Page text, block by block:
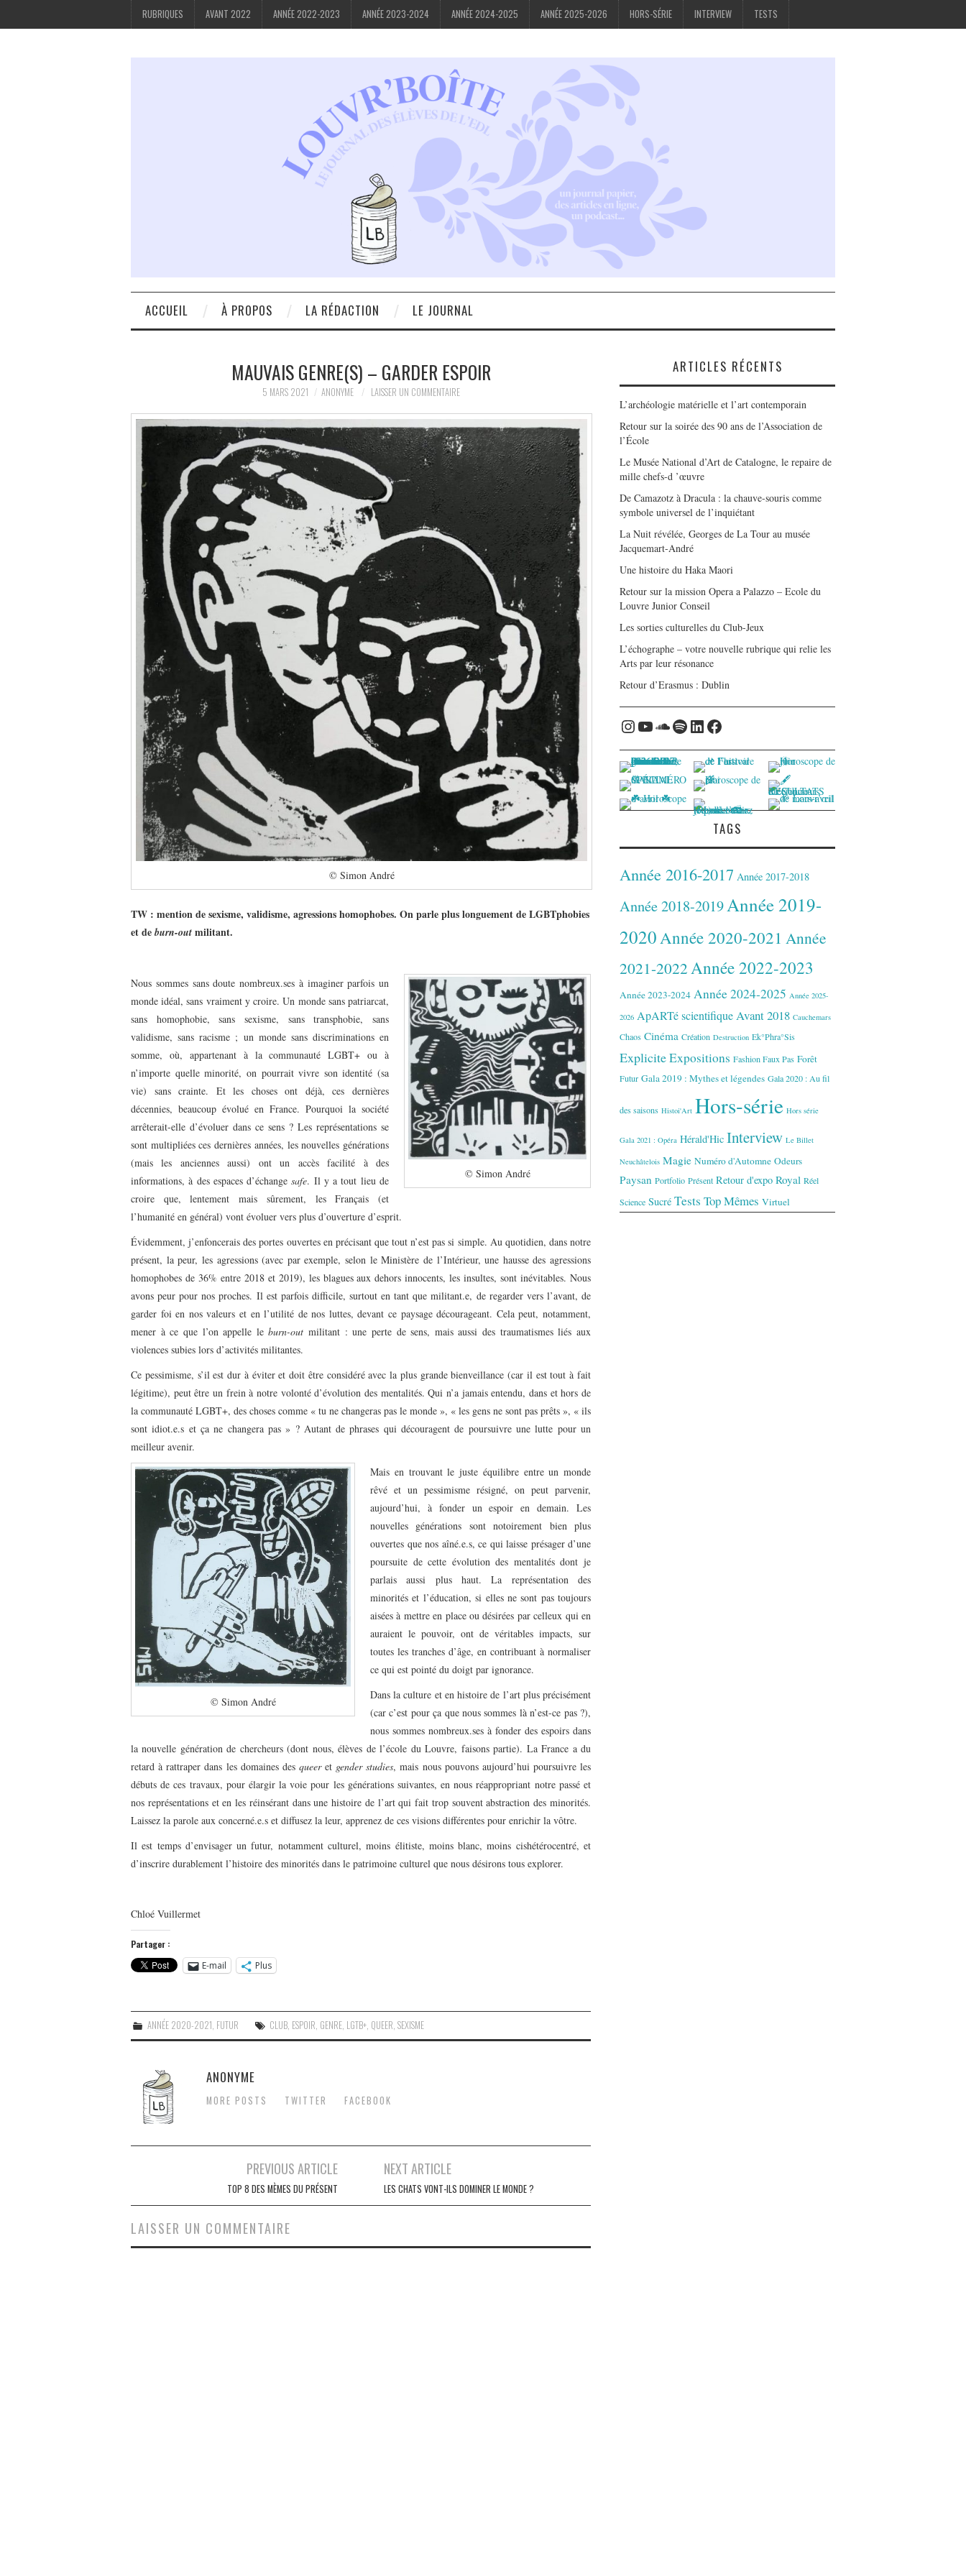
RUBRIQUES AVANT 2022 ANNÉE 2022-2023 ANNÉE 2023-2024 ANNÉE 2024-2025 ANNÉE 2025-2026 HORS-SÉRIE INTERVIEW TESTS
ACCUEIL À PROPOS LA RÉDACTION LE JOURNAL
MAUVAIS GENRE(S) – GARDER ESPOIR
5 MARS 2021 ANONYME LAISSER UN COMMENTAIRE
© Simon André
TW : mention de sexisme, validisme, agressions homophobes. On parle plus longuement de LGBTphobies
et de burn-out militant.
© Simon André
Nous sommes sans doute nombreux.ses à imaginer parfois un
monde idéal, sans vraiment y croire. Un monde sans patriarcat,
sans homophobie, sans sexisme, sans transphobie, sans
validisme, sans racisme ; un monde sans discriminations en
somme, où, appartenant à la communauté LGBT+ ou à
n’importe quelle minorité, on pourrait vivre son identité (sa
vie) sans crainte. Et les choses ont déjà, ces dernières
décennies, beaucoup évolué en France. Pourquoi la société
arrêterait-elle d’évoluer dans ce sens ? Les représentations se
sont multipliées ces dernières années, les nouvelles générations
(mais les anciennes aussi) ont un accès facilité à des
informations, à des espaces d’échangesafe. Il y a tout lieu de
croire que, lentement mais sûrement, les Français (et
l’humanité en général) vont évoluer vers plus d’ouverture d’esprit.
Évidemment, j’enfoncerais des portes ouvertes en précisant que tout n’est pas si simple. Au quotidien, dans notre
présent, la peur, les agressions (avec par exemple, selon le Ministère de l’Intérieur, une hausse des agressions
homophobes de 36% entre 2018 et 2019), les blagues aux dehors innocents, les insultes, sont inévitables. Nous
avons peur pour nos proches. Il est parfois difficile, surtout en tant que militant.e, de regarder vers l’avant, de
garder foi en nos valeurs et en l’utilité de nos luttes, devant ce paysage décourageant. Cela peut, notamment,
mener à ce que l’on appelle leburn-out militant : une perte de sens, mais aussi des traumatismes liés aux
violences subies lors d’activités militantes.
Ce pessimisme, s’il est dur à éviter et doit être considéré avec la plus grande bienveillance (car il est tout à fait
légitime), peut être un frein à notre volonté d’évolution des mentalités. Qui n’a jamais entendu, dans et hors de
la communauté LGBT+, des choses comme « tu ne changeras pas le monde », « les gens ne sont pas prêts », « ils
sont idiot.e.s et ça ne changera pas » ? Autant de phrases qui découragent de poursuivre une lutte pour un
meilleur avenir.
© Simon André
Mais en trouvant le juste équilibre entre un monde
rêvé et un pessimisme résigné, on peut parvenir,
aujourd’hui, à fonder un espoir en demain. Les
nouvelles générations sont notoirement bien plus
ouvertes que nos aîné.e.s, ce qui laisse présager d’une
poursuite de cette évolution des mentalités dont je
parlais aussi plus haut. La représentation des
minorités et l’éducation, si elles ne sont pas toujours
aisées à mettre en place ou désirées par celleux qui en
auraient le pouvoir, ont de véritables impacts, sur
toutes les tranches d’âge, en contribuant à normaliser
ce qui est pointé du doigt par ignorance.
Dans la culture et en histoire de l’art plus précisément
(car c’est pour ça que nous sommes là n’est-ce pas ?),
nous sommes nombreux.ses à fonder des espoirs dans
la nouvelle génération de chercheurs (dont nous, élèves de l’école du Louvre, faisons partie). La France a du
retard à rattraper dans les domaines des queeret gender studies, mais nous pouvons aujourd’hui poursuivre les
débuts de ces travaux, pour élargir la voie pour les générations suivantes, en nous réappropriant notre passé et
nos représentations et en les réinsérant dans une histoire de l’art qui fait trop souvent abstraction des minorités.
Laissez la parole aux concerné.e.s et diffusez la leur, apprenez de ces visions différentes pour enrichir la vôtre.
Il est temps d’envisager un futur, notamment culturel, moins élitiste, moins blanc, moins cishétérocentré, et
d’inscrire durablement l’histoire des minorités dans le patrimoine culturel que nous désirons tous explorer.
Chloé Vuillermet
Partager :
E-mail
Plus
ANNÉE 2020-2021, FUTUR CLUB, ESPOIR, GENRE, LGTB+, QUEER,SEXISME
ANONYME
MORE POSTS TWITTER FACEBOOK
articles
PREVIOUS ARTICLE
TOP 8 DES MÈMES DU PRÉSENT
NEXT ARTICLE
LES CHATS VONT-ILS DOMINER LE MONDE ?
LAISSER UN COMMENTAIRE
ARTICLES RÉCENTS
L’archéologie matérielle et l’art contemporain
Retour sur la soirée des 90 ans de l’Association de
l’École
Le Musée National d’Art de Catalogne, le repaire de
mille chefs-d ’œuvre
De Camazotz à Dracula : la chauve-souris comme
symbole universel de l’inquiétant
La Nuit révélée, Georges de La Tour au musée
Jacquemart-André
Une histoire du Haka Maori
Retour sur la mission Opera a Palazzo – Ecole du
Louvre Junior Conseil
Les sorties culturelles du Club-Jeux
L’échographe – votre nouvelle rubrique qui relie les
Arts par leur résonance
Retour d’Erasmus : Dublin
Instagram
YouTube
Soundcloud
Spotify
LinkedIn
Facebook
TAGS
Année 2016-2017 Année 2017-2018
Année 2018-2019Année 2019-
2020Année 2020-2021 Année
2021-2022Année 2022-2023
Année 2023-2024 Année 2024-2025 Année 2025-
2026 ApARTé scientifiqueAvant 2018 Cauchemars
Chaos Cinéma Création Destruction Ek°Phra°Sis
ExpliciteExpositions Fashion Faux Pas Forêt
Futur Gala 2019 : Mythes et légendes Gala 2020 : Au fil
des saisons Histoi'Art Hors-série Hors série
Gala 2021 : Opéra Hérald'Hic Interview Le Billet
Neuchâtelois Magie Numéro d'Automne Odeurs
Paysan Portfolio Présent Retour d'expo Royal Réel
Science Sucré Tests Top Mêmes Virtuel